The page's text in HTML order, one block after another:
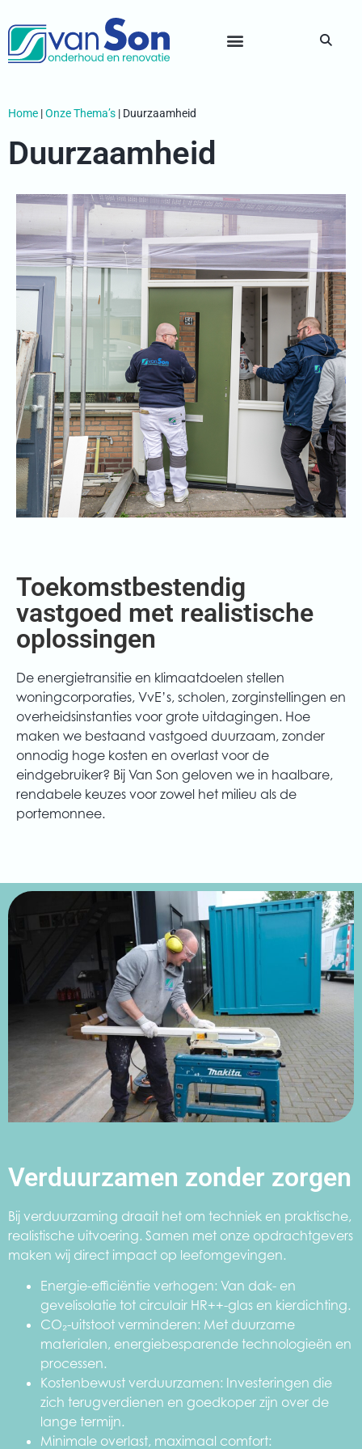
Home |Onze Thema’s | Duurzaamheid
Duurzaamheid
Toekomstbestendig
vastgoed met realistische
oplossingen
De energietransitie en klimaatdoelen stellen
woningcorporaties, VvE’s, scholen, zorginstellingen en
overheidsinstanties voor grote uitdagingen. Hoe
maken we bestaand vastgoed duurzaam, zonder
onnodig hoge kosten en overlast voor de
eindgebruiker? Bij Van Son geloven we in haalbare,
rendabele keuzes voor zowel het milieu als de
portemonnee.
Verduurzamen zonder zorgen
Bij verduurzaming draait het om techniek en praktische,
realistische uitvoering. Samen met onze opdrachtgevers
maken wij direct impact op leefomgevingen.
Energie-efficiëntie verhogen: Van dak- en
gevelisolatie tot circulair HR++-glas en kierdichting.
CO₂-uitstoot verminderen: Met duurzame
materialen, energiebesparende technologieën en
processen.
Kostenbewust verduurzamen: Investeringen die
zich terugverdienen en goedkoper zijn over de
lange termijn.
Minimale overlast, maximaal comfort: